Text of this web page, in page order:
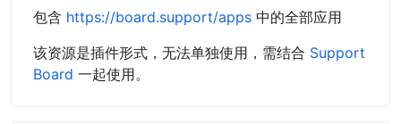
包含 https://board.support/apps 中的全部应用
该资源是插件形式，无法单独使用，需结合 Support
Board 一起使用。